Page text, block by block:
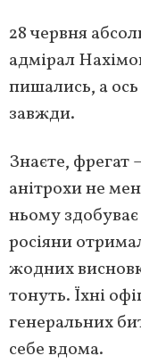
28 червня
адмірал
пишались, а
завжди.
Знаєте, фрегат
анітрохи не
ньому
росіяни
жодних
тонуть. Їхні
генеральних
себе вдома.